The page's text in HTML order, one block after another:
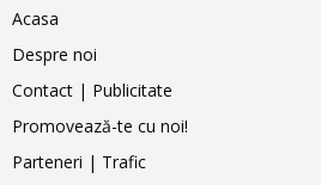
Acasa
Despre noi
Contact | Publicitate
Promovează-te cu noi!
Parteneri | Trafic